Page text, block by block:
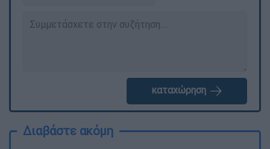
καταχώρηση
Διαβάστε ακόμη